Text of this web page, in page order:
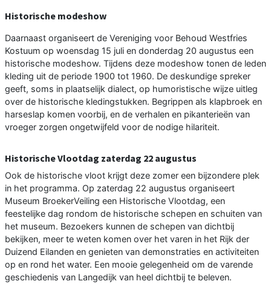
Historische modeshow
Daarnaast organiseert de Vereniging voor Behoud Westfries
Kostuum op woensdag 15 juli en donderdag 20 augustus een
historische modeshow. Tijdens deze modeshow tonen de leden
kleding uit de periode 1900 tot 1960. De deskundige spreker
geeft, soms in plaatselijk dialect, op humoristische wijze uitleg
over de historische kledingstukken. Begrippen als klapbroek en
harseslap komen voorbij, en de verhalen en pikanterieën van
vroeger zorgen ongetwijfeld voor de nodige hilariteit.
Historische Vlootdag zaterdag 22 augustus
Ook de historische vloot krijgt deze zomer een bijzondere plek
in het programma. Op zaterdag 22 augustus organiseert
Museum BroekerVeiling een Historische Vlootdag, een
feestelijke dag rondom de historische schepen en schuiten van
het museum. Bezoekers kunnen de schepen van dichtbij
bekijken, meer te weten komen over het varen in het Rijk der
Duizend Eilanden en genieten van demonstraties en activiteiten
op en rond het water. Een mooie gelegenheid om de varende
geschiedenis van Langedijk van heel dichtbij te beleven.